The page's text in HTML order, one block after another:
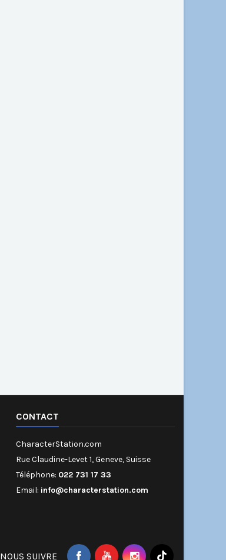
CONTACT
CharacterStation.com
Rue Claudine-Levet 1, Geneve, Suisse
Téléphone: 022 731 17 33
Email: info@characterstation.com
NOUS SUIVRE